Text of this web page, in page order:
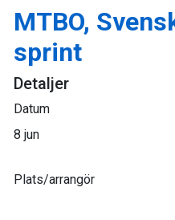
MTBO,
sprint
Detaljer
Datum
8 jun
Plats/arrangör